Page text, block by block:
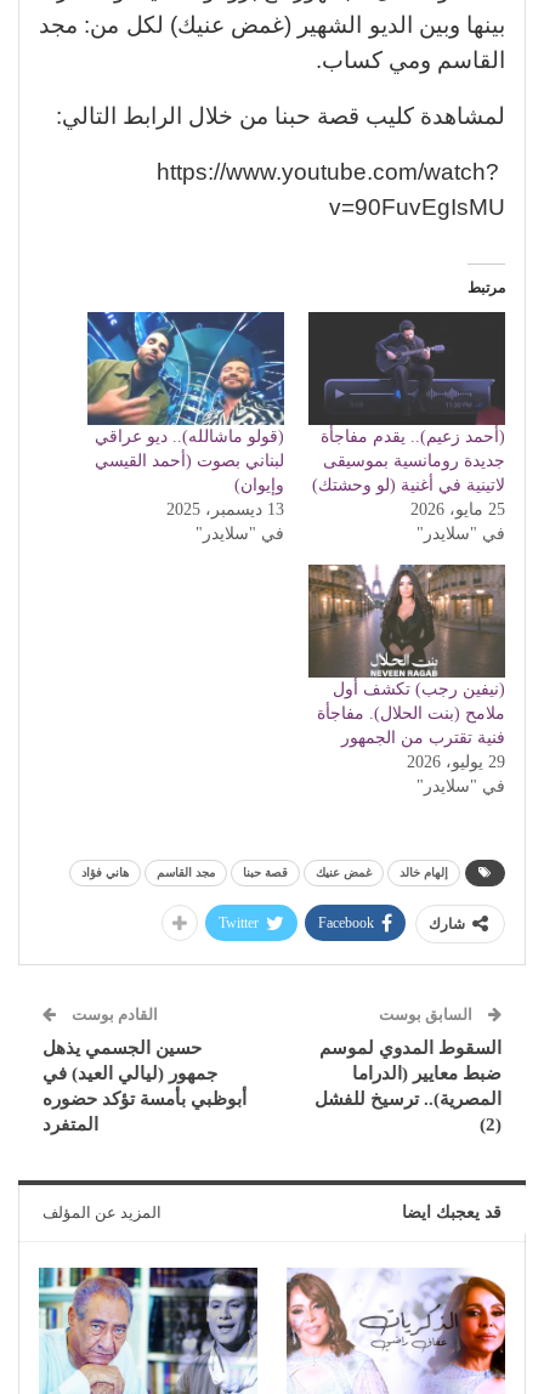
بينها وبين الديو الشهير (غمض عنيك) لكل من: مجد
القاسم ومي كساب.
لمشاهدة كليب قصة حبنا من خلال الرابط التالي:
https://www.youtube.com/watch?
v=90FuvEgIsMU
مرتبط
(أحمد زعيم).. يقدم مفاجأة
جديدة رومانسية بموسيقى
لاتينية في أغنية (لو وحشتك)
25 مايو، 2026
في "سلايدر"
(قولو ماشالله).. ديو عراقي
لبناني بصوت (أحمد القيسي
وإيوان)
13 ديسمبر، 2025
في "سلايدر"
(نيفين رجب) تكشف أول
ملامح (بنت الحلال). مفاجأة
فنية تقترب من الجمهور
29 يوليو، 2026
في "سلايدر"
إلهام خالد غمض عنيك قصة حبنا مجد القاسم هاني فؤاد
شارك Facebook
Twitter
السابق بوست
السقوط المدوي لموسم
ضبط معايير (الدراما
المصرية).. ترسيخ للفشل
(2)
القادم بوست
حسين الجسمي يذهل
جمهور (ليالي العيد) في
أبوظبي بأمسة تؤكد حضوره
المتفرد
قد يعجبك ايضا المزيد عن المؤلف